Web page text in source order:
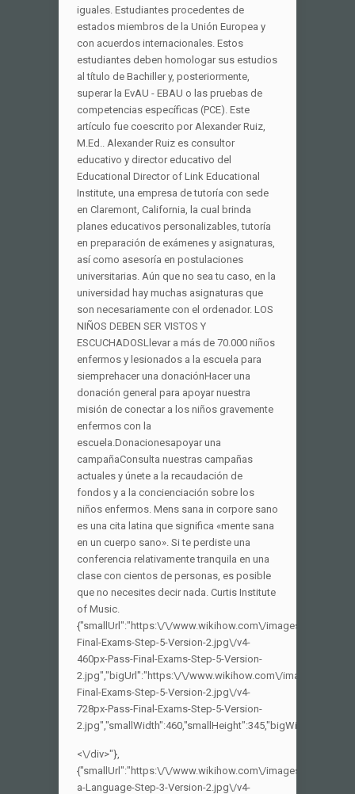
<\/div>"},
{"smallUrl":"https:\/\/www.wikihow.com\/images_en\/
a-Language-Step-3-Version-2.jpg\/v4-